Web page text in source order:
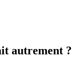
autrement ?